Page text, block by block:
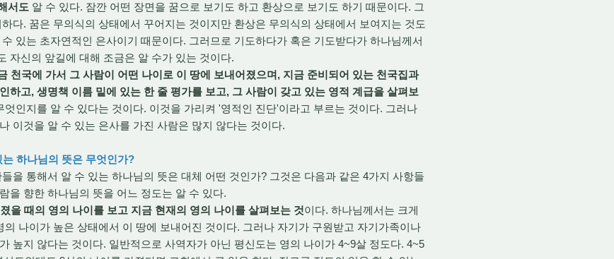
서도 알 수 있다. 잠깐 어떤 장면을 꿈으로 보기도 하고 환상으로 보기도 하기 때문이다. 그
다. 꿈은 무의식의 상태에서 꾸어지는 것이지만 환상은 무의식의 상태에서 보여지는 것도
있는 초자연적인 은사이기 때문이다. 그러므로 기도하다가 혹은 기도받다가 하나님께서
자신의 앞길에 대해 조금은 알 수가 있는 것이다.
천국에 가서 그 사람이 어떤 나이로 이 땅에 보내어졌으며, 지금 준비되어 있는 천국집과
하고, 생명책 이름 밑에 있는 한 줄 평가를 보고, 그 사람이 갖고 있는 영적 계급을 살펴보
엇인지를 알 수 있다는 것이다. 이것을 가리켜 '영적인 진단'이라고 부르는 것이다. 그러나
이것을 알 수 있는 은사를 가진 사람은 많지 않다는 것이다.
하나님의 뜻은 무엇인가?
을 통해서 알 수 있는 하나님의 뜻은 대체 어떤 것인가? 그것은 다음과 같은 4가지 사항들
을 향한 하나님의 뜻을 어느 정도는 알 수 있다.
을 때의 영의 나이를 보고 지금 현재의 영의 나이를 살펴보는 것이다. 하나님께서는 크게
의 나이가 높은 상태에서 이 땅에 보내어진 것이다. 그러나 자기가 구원받고 자기가족이나
높지 않다는 것이다. 일반적으로 사역자가 아닌 평신도는 영의 나이가 4~9살 정도다. 4~5